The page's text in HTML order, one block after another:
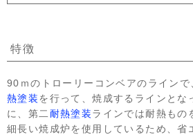
特徴
90ｍのトローリーコンベアのライン
熱塗装を行って、焼成するラインとな
に、第二 耐熱塗装ラインでは耐熱もの
細長い焼成炉を使用しているため、省